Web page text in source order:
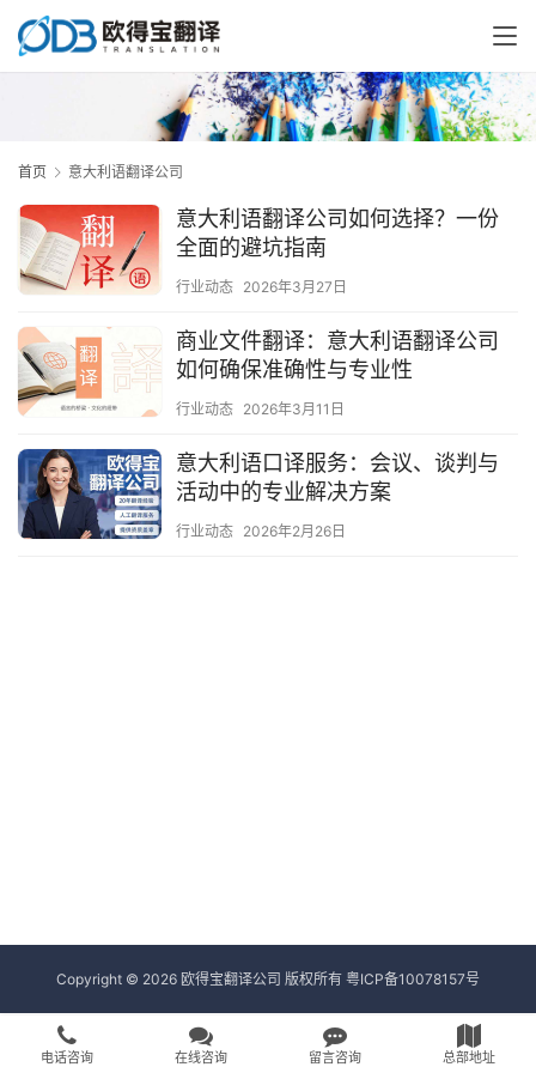
首页 意大利语翻译公司
意大利语翻译公司如何选择？一份
全面的避坑指南
行业动态 2026年3月27日
商业文件翻译：意大利语翻译公司
如何确保准确性与专业性
行业动态 2026年3月11日
意大利语口译服务：会议、谈判与
活动中的专业解决方案
行业动态 2026年2月26日
Copyright © 2026 欧得宝翻译公司 版权所有 粤ICP备10078157号
电话咨询 在线咨询 留言咨询 总部地址